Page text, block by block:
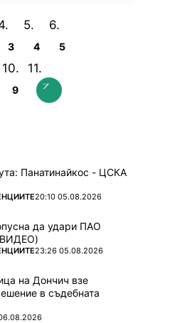
3 4 5
9
Панатинайкос - ЦСКА
20:10 05.08.2026
да удари ПАО
23:26 05.08.2026
на Дончич взе
в съдебната